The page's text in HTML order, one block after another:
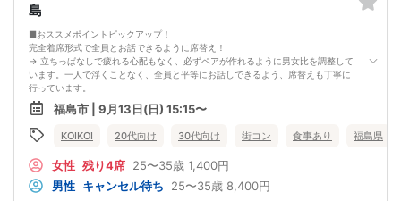
島
■おススメポイントピックアップ！
完全着席形式で全員とお話できるように席替え！
→ 立ちっぱなしで疲れる心配もなく、必ずペアが作れるように男女比を調整して
います。一人で浮くことなく、全員と平等にお話しできるよう、席替えも丁寧に
行っています。
会話を盛り上げるプロフィールシート！
→ 趣味や好みからスムーズに会話がスタート！「何を話そう…」と悩むことな
く、共通の話題で盛り上がれます。
自然なつながりをサポートするマッチングゲーム開催！
返却されるので安心です。
■最少催行人数
男女2対2
福島市 | 9月13日(日) 15:15〜
KOIKOI 20代向け 30代向け 街コン 食事あり 福島県
女性 残り4席 25〜35歳 1,400円
男性 キャンセル待ち 25〜35歳 8,400円